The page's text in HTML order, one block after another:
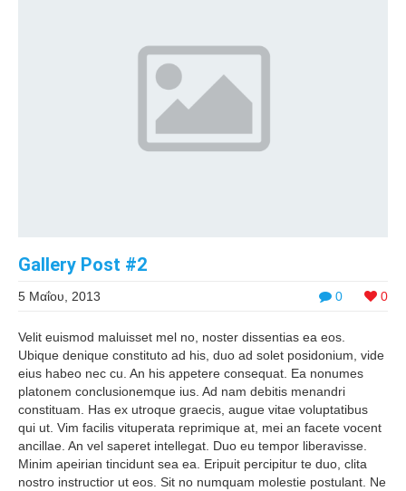
Gallery Post #2
0 0
5 Μαΐου, 2013
Velit euismod maluisset mel no, noster dissentias ea eos.
Ubique denique constituto ad his, duo ad solet posidonium, vide
eius habeo nec cu. An his appetere consequat. Ea nonumes
platonem conclusionemque ius. Ad nam debitis menandri
constituam. Has ex utroque graecis, augue vitae voluptatibus
qui ut. Vim facilis vituperata reprimique at, mei an facete vocent
ancillae. An vel saperet intellegat. Duo eu tempor liberavisse.
Minim apeirian tincidunt sea ea. Eripuit percipitur te duo, clita
nostro instructior ut eos. Sit no numquam molestie postulant. Ne